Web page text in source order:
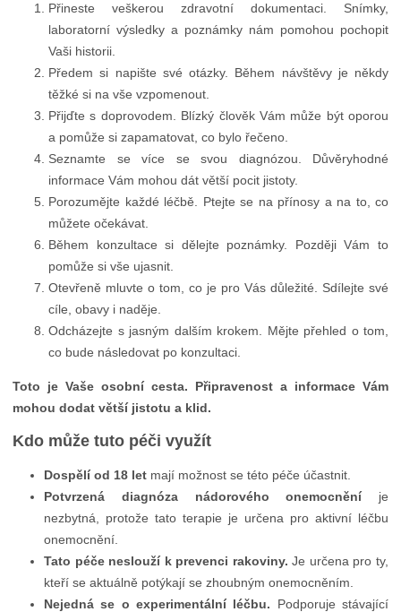
Přineste veškerou zdravotní dokumentaci. Snímky,
laboratorní výsledky a poznámky nám pomohou pochopit
Vaši historii.
Předem si napište své otázky. Během návštěvy je někdy
těžké si na vše vzpomenout.
Přijďte s doprovodem. Blízký člověk Vám může být oporou
a pomůže si zapamatovat, co bylo řečeno.
Seznamte se více se svou diagnózou. Důvěryhodné
informace Vám mohou dát větší pocit jistoty.
Porozumějte každé léčbě. Ptejte se na přínosy a na to, co
můžete očekávat.
Během konzultace si dělejte poznámky. Později Vám to
pomůže si vše ujasnit.
Otevřeně mluvte o tom, co je pro Vás důležité. Sdílejte své
cíle, obavy i naděje.
Odcházejte s jasným dalším krokem. Mějte přehled o tom,
co bude následovat po konzultaci.
Toto je Vaše osobní cesta. Připravenost a informace Vám
mohou dodat větší jistotu a klid.
Kdo může tuto péči využít
Dospělí od 18 let mají možnost se této péče účastnit.
Potvrzená diagnóza nádorového onemocněníje
nezbytná, protože tato terapie je určena pro aktivní léčbu
onemocnění.
Tato péče neslouží k prevenci rakoviny. Je určena pro ty,
kteří se aktuálně potýkají se zhoubným onemocněním.
Nejedná se o experimentální léčbu. Podporuje stávající